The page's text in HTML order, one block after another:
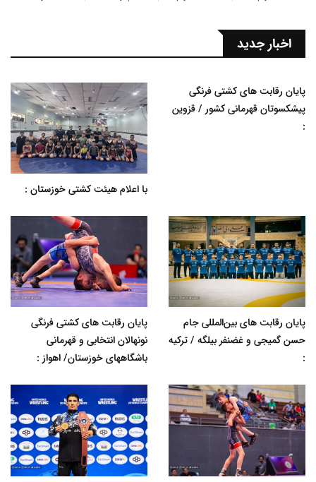
اخبار جدید
پایان رقابت های کشتی فرنگی
پیشکسوتان قهرمانی کشور / قزوین
:
با اعلام هیئت کشتی خوزستان :
پایان رقابت های بین‌المللی جام
حسن گمیجی و غضنفر بیلگه / ترکیه
:
پایان رقابت های کشتی فرنگی
نونهالان انتخابی و قهرمانی
باشگاههای خوزستان/ اهواز :